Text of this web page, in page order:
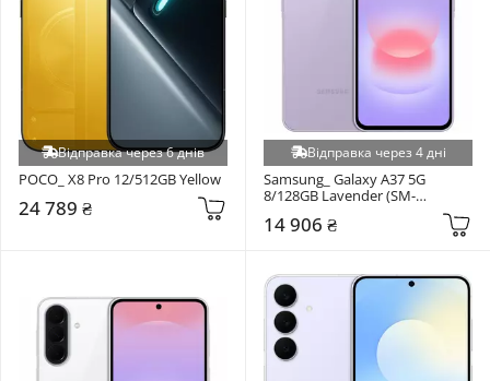
Відправка через 6 днів
POCO_ X8 Pro 12/512GB Yellow
24 789 ₴
Відправка через 4 дні
Samsung_ Galaxy A37 5G
8/128GB Lavender (SM-
14 906 ₴